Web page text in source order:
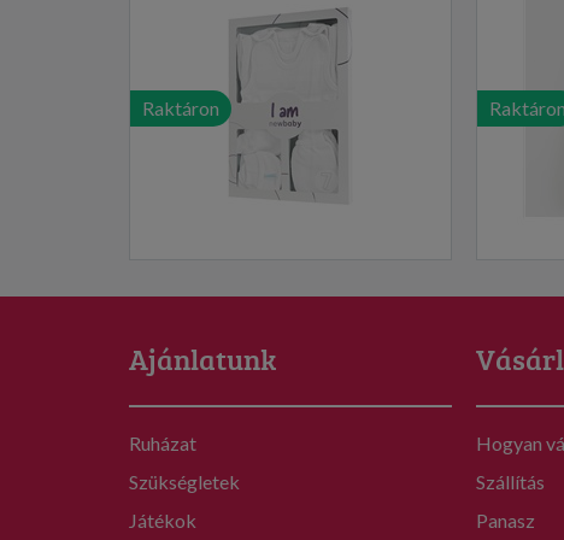
Raktáron Raktáron
Ajánlatunk
Ruházat
Szükségletek
Játékok
Hogyan
Szállítás
Panasz